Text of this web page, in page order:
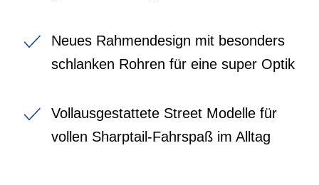
Neues Rahmendesign mit besonders
schlanken Rohren für eine super Optik
Vollausgestattete Street Modelle für
vollen Sharptail-Fahrspaß im Alltag